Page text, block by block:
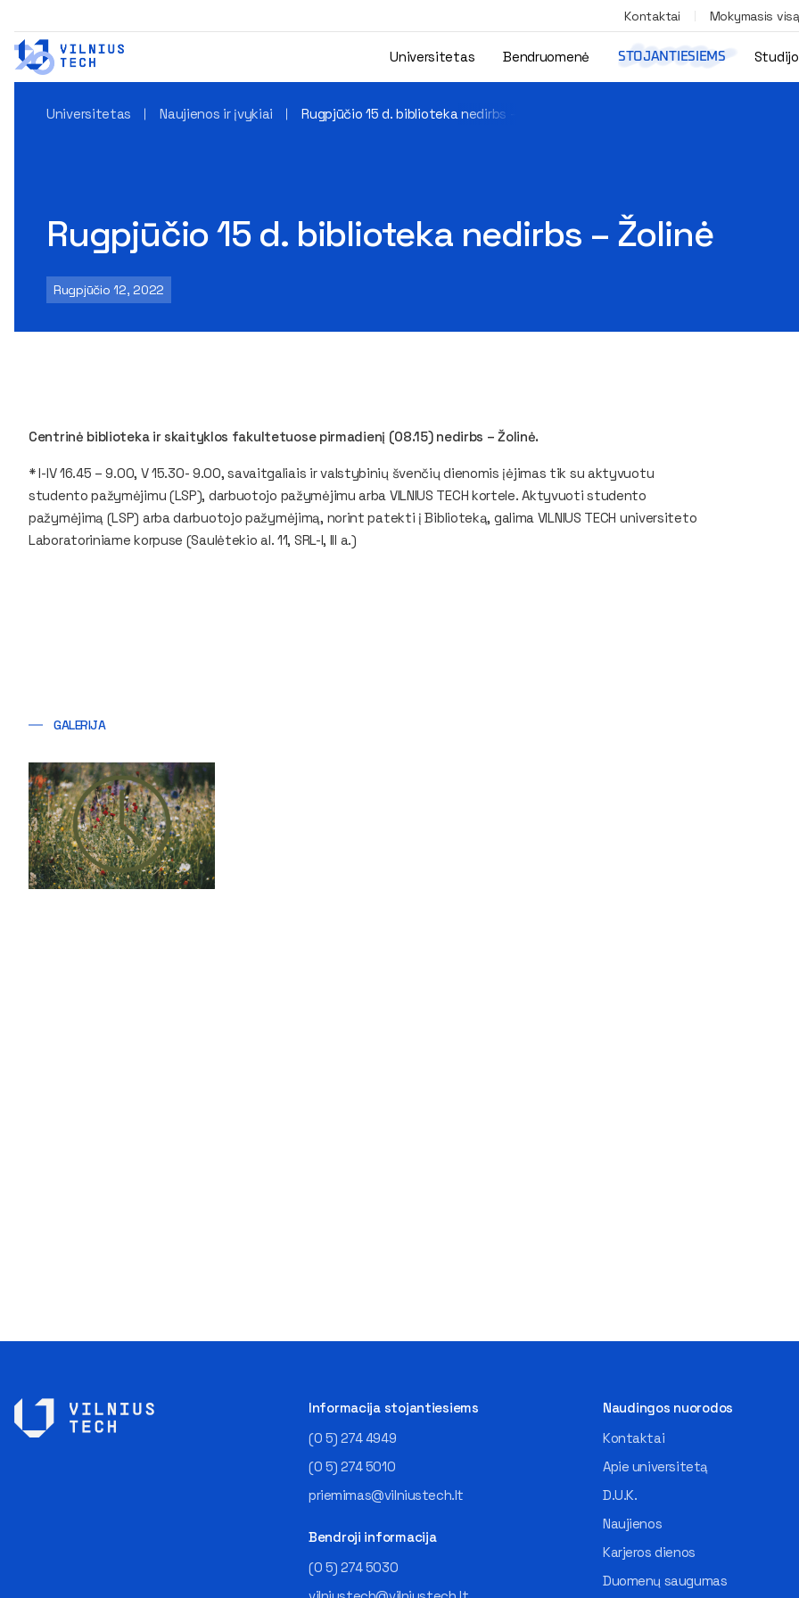
Kontaktai Mokymasis
Universitetas Bendruomenė STOJANTIESIEMS
Universitetas Naujienos ir įvykiai Rugpjūčio 15 d. biblioteka nedirbs – Žolinė
Rugpjūčio 15 d. biblioteka nedirbs – Žolinė
Rugpjūčio 12, 2022
Centrinė biblioteka ir skaityklos fakultetuose pirmadienį (08.15) nedirbs – Žolinė.
* I-IV 16.45 – 9.00, V 15.30- 9.00, savaitgaliais ir valstybinių švenčių dienomis įėjimas tik su aktyvuotu
studento pažymėjimu (LSP), darbuotojo pažymėjimu arba VILNIUS TECH kortele. Aktyvuoti studento
pažymėjimą (LSP) arba darbuotojo pažymėjimą, norint patekti į Biblioteką, galima VILNIUS TECH universiteto
Laboratoriniame korpuse (Saulėtekio al. 11, SRL-I, III a.)
GALERIJA
Informacija stojantiesiems
(0 5) 274 4949
(0 5) 274 5010
priemimas@vilniustech.lt
Bendroji informacija
(0 5) 274 5030
Naudingos nuorodos
Kontaktai
Apie universitetą
D.U.K.
Naujienos
Karjeros dienos
Duomenų saugumas